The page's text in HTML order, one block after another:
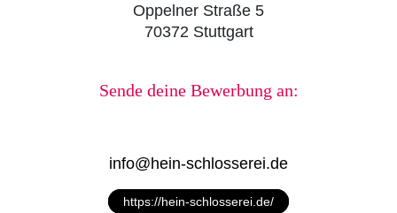
Oppelner Straße 5
70372 Stuttgart
Sende deine Bewerbung an:
info@hein-schlosserei.de
https://hein-schlosserei.de/